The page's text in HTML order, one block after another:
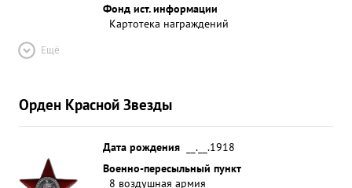
Фонд ист. информации
Картотека награждений
Ещё
Орден Красной Звезды
Дата рождения
__.__.1918
Военно-пересыльный пункт
8 воздушная армия